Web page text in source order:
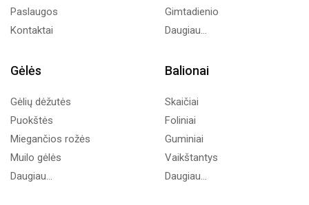
Paslaugos
Kontaktai
Gimtadienio
Daugiau...
Gėlės
Gėlių dėžutės
Puokštės
Miegančios rožės
Muilo gėlės
Daugiau...
Balionai
Skaičiai
Foliniai
Guminiai
Vaikštantys
Daugiau...